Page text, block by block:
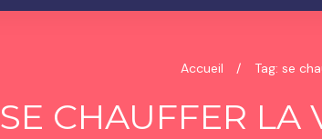
Accueil / Tag: se
SE CHAUFFER LA